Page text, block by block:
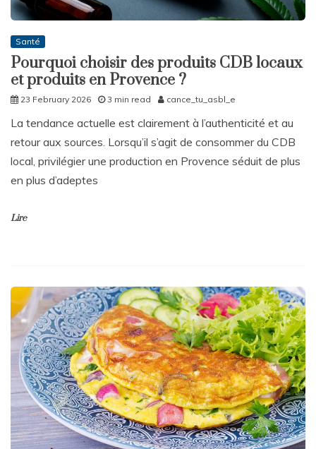
Santé
Pourquoi choisir des produits CDB locaux
et produits en Provence ?
23 February 2026 3 min read cance_tu_asbl_e
La tendance actuelle est clairement à l’authenticité et au
retour aux sources. Lorsqu’il s’agit de consommer du CDB
local, privilégier une production en Provence séduit de plus
en plus d’adeptes
Lire